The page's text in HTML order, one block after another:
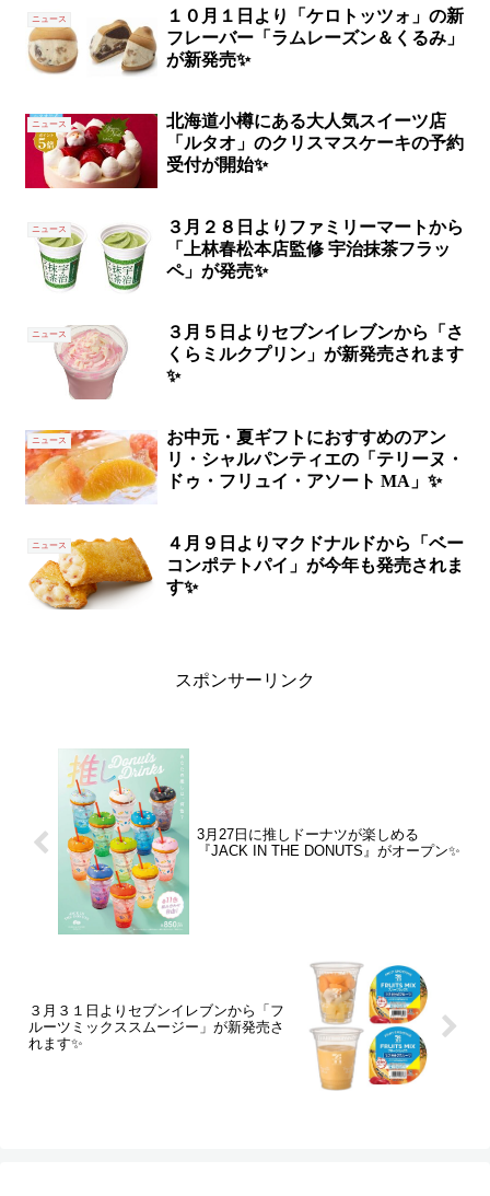
ニュース
１０月１日より「ケロトッツォ」の新
フレーバー「ラムレーズン＆くるみ」
が新発売✨
ニュース
北海道小樽にある大人気スイーツ店
「ルタオ」のクリスマスケーキの予約
受付が開始✨
ニュース
３月２８日よりファミリーマートから
「上林春松本店監修 宇治抹茶フラッ
ペ」が発売✨
ニュース
３月５日よりセブンイレブンから「さ
くらミルクプリン」が新発売されます
✨
ニュース
お中元・夏ギフトにおすすめのアン
リ・シャルパンティエの「テリーヌ・
ドゥ・フリュイ・アソート MA」✨
ニュース
４月９日よりマクドナルドから「ベー
コンポテトパイ」が今年も発売されま
す✨
スポンサーリンク
3月27日に推しドーナツが楽しめる
『JACK IN THE DONUTS』がオープン✨
３月３１日よりセブンイレブンから「フ
ルーツミックススムージー」が新発売さ
れます✨